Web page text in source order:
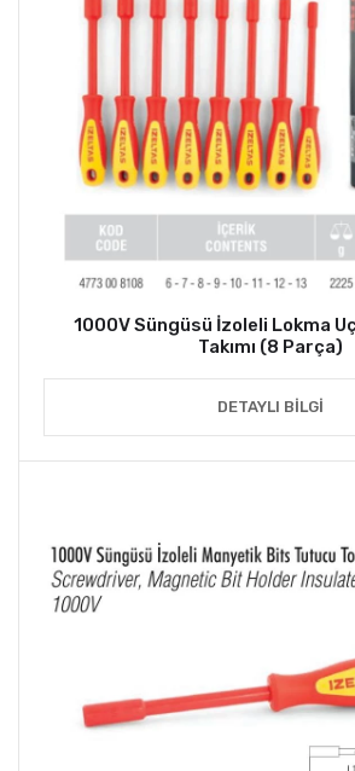
1000V Süngüsü İzoleli Lokma
Takımı (8 Parça)
DETAYLI BILGI